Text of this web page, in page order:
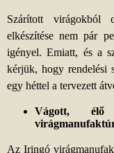
Szárított virágokból
elkészítése nem pár
igényel. Emiatt, és a
kérjük, hogy rendelési
egy héttel a tervezett
Vágott,
Az Iringó